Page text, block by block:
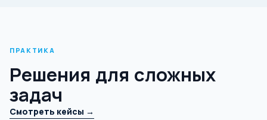
ПРАКТИКА
Решения для сложных
задач
Смотреть кейсы →